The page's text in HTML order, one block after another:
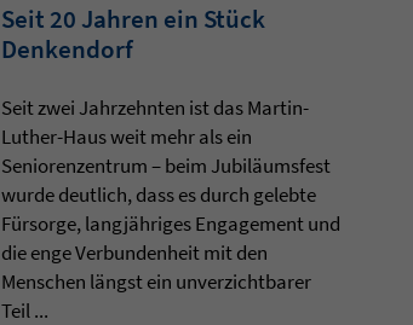
Seit 20 Jahren ein Stück
Denkendorf
Seit zwei Jahrzehnten ist das Martin-
Luther-Haus weit mehr als ein
Seniorenzentrum – beim Jubiläumsfest
wurde deutlich, dass es durch gelebte
Fürsorge, langjähriges Engagement und
die enge Verbundenheit mit den
Menschen längst ein unverzichtbarer
Teil ...